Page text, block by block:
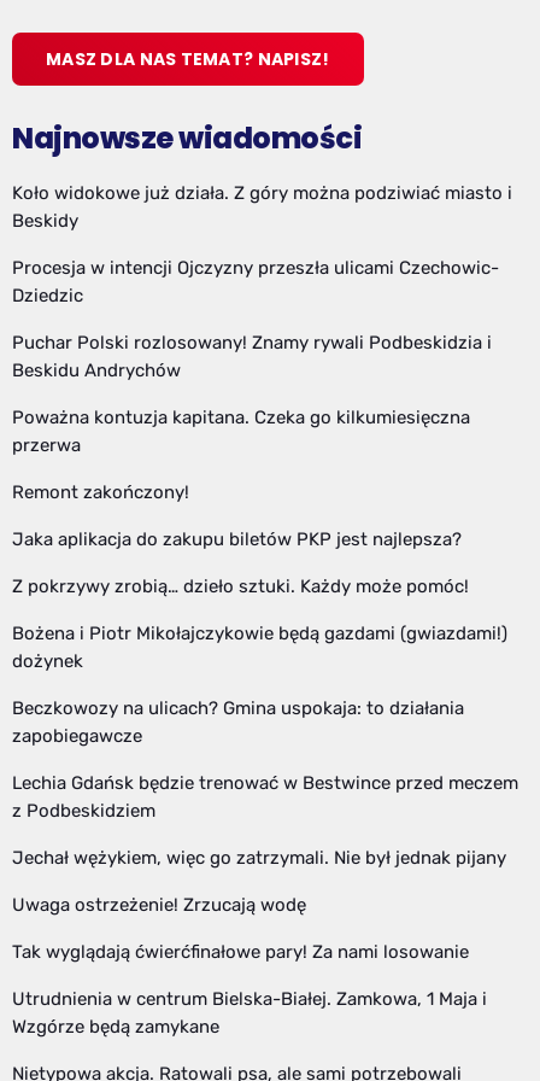
MASZ DLA NAS TEMAT? NAPISZ!
Najnowsze wiadomości
Koło widokowe już działa. Z góry można podziwiać miasto i
Beskidy
Procesja w intencji Ojczyzny przeszła ulicami Czechowic-
Dziedzic
Puchar Polski rozlosowany! Znamy rywali Podbeskidzia i
Beskidu Andrychów
Poważna kontuzja kapitana. Czeka go kilkumiesięczna
przerwa
Remont zakończony!
Jaka aplikacja do zakupu biletów PKP jest najlepsza?
Z pokrzywy zrobią… dzieło sztuki. Każdy może pomóc!
Bożena i Piotr Mikołajczykowie będą gazdami (gwiazdami!)
dożynek
Beczkowozy na ulicach? Gmina uspokaja: to działania
zapobiegawcze
Lechia Gdańsk będzie trenować w Bestwince przed meczem
z Podbeskidziem
Jechał wężykiem, więc go zatrzymali. Nie był jednak pijany
Uwaga ostrzeżenie! Zrzucają wodę
Tak wyglądają ćwierćfinałowe pary! Za nami losowanie
Utrudnienia w centrum Bielska-Białej. Zamkowa, 1 Maja i
Wzgórze będą zamykane
Nietypowa akcja. Ratowali psa, ale sami potrzebowali